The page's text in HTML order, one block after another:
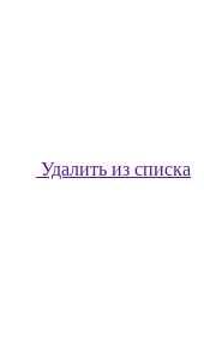
Удалить из списка